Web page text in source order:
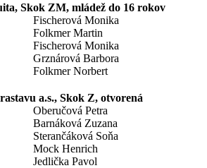
Skok ZM, mládež do 16 rokov
Fischerová Monika
Folkmer Martin
Fischerová Monika
Grznárová Barbora
Folkmer Norbert
a.s., Skok Z, otvorená
Oberučová Petra
Barnáková Zuzana
Sterančáková Soňa
Mock Henrich
Jedlička Pavol